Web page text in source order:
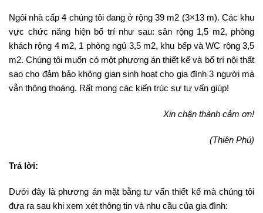
Ngôi nhà cấp 4 chúng tôi đang ở rộng 39 m2 (3×13 m). Các khu
vực chức năng hiện bố trí như sau: sân rộng 1,5 m2, phòng
khách rộng 4 m2, 1 phòng ngủ 3,5 m2, khu bếp và WC rộng 3,5
m2. Chúng tôi muốn có một phương án thiết kế và bố trí nội thất
sao cho đảm bảo không gian sinh hoạt cho gia đình 3 người mà
vẫn thông thoáng. Rất mong các kiến trúc sư tư vấn giúp!
Xin chận thành cảm ơn!
(Thiên Phú)
Trả lời:
Dưới đây là phương án mặt bằng tư vấn thiết kế mà chúng tôi
đưa ra sau khi xem xét thông tin và nhu cầu của gia đình: